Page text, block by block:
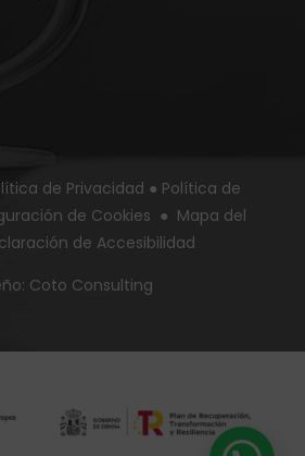
de Privacidad ● Política de
de Cookies ● Mapa del
de Accesibilidad
Coto Consulting